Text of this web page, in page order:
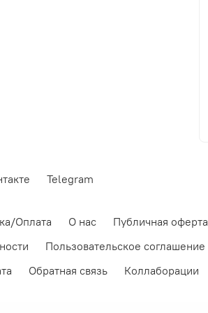
Telegram
Оплата О нас
Публичная оферта
Пользовательское соглашение
Обратная связь Коллаборации